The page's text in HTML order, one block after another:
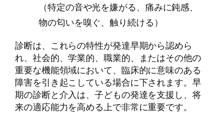
（特定の音や光を嫌がる、痛みに鈍感、
物の匂いを嗅ぐ、触り続ける）
診断は、これらの特性が発達早期から認めら
れ、社会的、学業的、職業的、またはその他の
重要な機能領域において、臨床的に意味のある
障害を引き起こしている場合に下されます。早
期の診断と介入は、子どもの発達を支援し、将
来の適応能力を高める上で非常に重要です。